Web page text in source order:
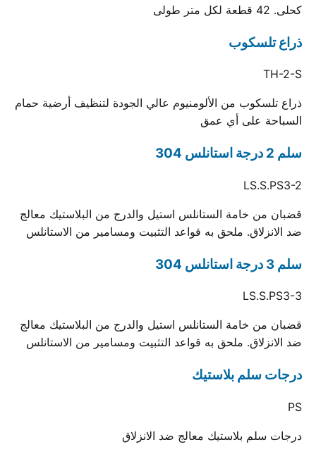
كحلى. 42 قطعة لكل متر طولى
ذراع تلسكوب
TH-2-S
ذراع تلسكوب من الألومنيوم عالي الجودة لتنظيف أرضية حمام
السباحة على أي عمق
سلم 2 درجة استانلس 304
LS.S.PS3-2
قضبان من خامة الستانلس استيل والدرج من البلاستيك معالج
ضد الانزلاق. ملحق به قواعد التثبيت ومسامير من الاستانلس
سلم 3 درجة استانلس 304
LS.S.PS3-3
قضبان من خامة الستانلس استيل والدرج من البلاستيك معالج
ضد الانزلاق. ملحق به قواعد التثبيت ومسامير من الاستانلس
درجات سلم بلاستيك
PS
درجات سلم بلاستيك معالج ضد الانزلاق